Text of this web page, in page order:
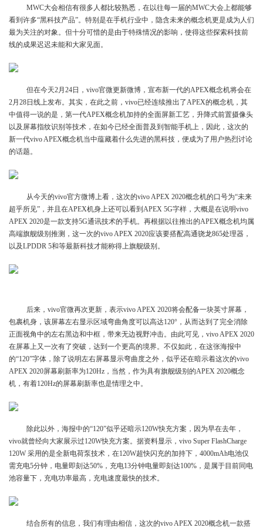
MWC大会相信有很多人都比较熟悉，在以往每一届的MWC大会上都能够
看到许多“黑科技产品”。特别是在手机行业中，隐含未来的概念机更是成为人们
最为关注的对象。但十分可惜的是由于特殊情况的影响，使得这些探索科技前
线的成果迟迟未能和大家见面。
但在今天2月24日，vivo官微更新微博，宣布新一代的APEX概念机将会在
2月28日线上发布。其实，在此之前，vivo已经连续推出了APEX的概念机，其
中值得一说的是，第一代APEX概念机加持的全面屏新工艺，升降式前置摄像头
以及屏幕指纹识别等技术，在如今已经全面普及到智能手机上，因此，这次的
新一代vivo APEX概念机当中蕴藏着什么先进的黑科技，便成为了用户热烈讨论
的话题。
从今天的vivo官方微博上看，这次的vivo APEX 2020概念机的口号为“未来
超乎所见”，并且在APEX机身上还可以看到APEX 5G字样，大概是在说明vivo
APEX 2020是一款支持5G通讯技术的手机。再根据以往推出的APEX概念机均属
高端旗舰级别推测，这一次的vivo APEX 2020应该要搭配高通骁龙865处理器，
以及LPDDR 5和等最新科技才能称得上旗舰级别。
后来，vivo官微再次更新，表示vivo APEX 2020将会配备一块英寸屏幕，
包裹机身，该屏幕左右显示区域弯曲角度可以高达120°，从而达到了完全消除
正面视角中的左右黑边和中框，带来无边视野冲击。由此可见，vivo APEX 2020
在屏幕上又一次有了突破，达到一个更高的境界。不仅如此，在这张海报中
的“120”字体，除了说明左右屏幕显示弯曲度之外，似乎还在暗示着这次的vivo
APEX 2020屏幕刷新率为120Hz，当然，作为具有旗舰级别的APEX 2020概念
机，有着120Hz的屏幕刷新率也是情理之中。
除此以外，海报中的“120”似乎还暗示120W快充方案，因为早在去年，
vivo就曾经向大家展示过120W快充方案。据资料显示，vivo Super FlashCharge
120W 采用的是全新电荷泵技术，在120W超快闪充的加持下，4000mAh电池仅
需充电5分钟，电量即刻达50%，充电13分钟电量即刻达100%，是属于目前同电
池容量下，充电功率最高，充电速度最快的技术。
结合所有的信息，我们有理由相信，这次的vivo APEX 2020概念机一款搭